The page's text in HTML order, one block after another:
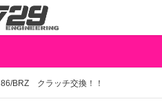
86/BRZ クラッチ交換！！